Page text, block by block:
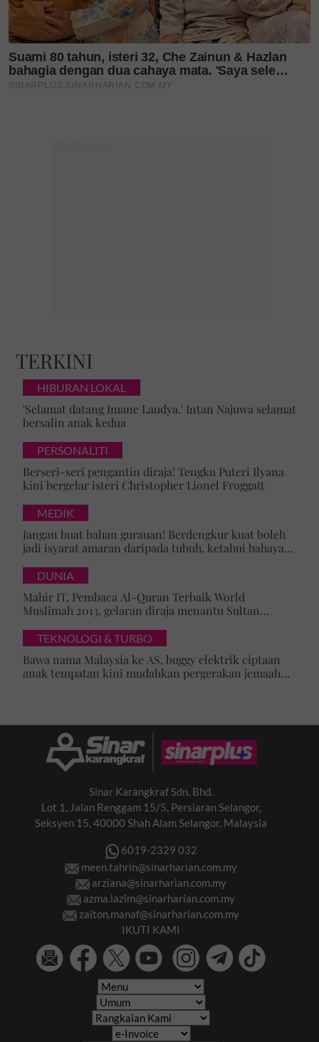
TERKINI
HIBURAN LOKAL
'Selamat datang Imane Laudya.' Intan Najuwa selamat
bersalin anak kedua
PERSONALITI
Berseri-seri pengantin diraja! Tengku Puteri Ilyana
kini bergelar isteri Christopher Lionel Froggatt
MEDIK
Jangan buat bahan gurauan! Berdengkur kuat boleh
jadi isyarat amaran daripada tubuh, ketahui bahaya
DUNIA
Mahir IT, Pembaca Al-Quran Terbaik World
Muslimah 2013, gelaran diraja menantu Sultan
merta
TEKNOLOGI & TURBO
Bawa nama Malaysia ke AS, buggy elektrik ciptaan
anak tempatan kini mudahkan pergerakan jemaah
Sinar Karangkraf Sdn. Bhd.
Lot 1, Jalan Renggam 15/5, Persiaran Selangor,
Seksyen 15, 40000 Shah Alam Selangor, Malaysia
6019-2329 032
meen.tahrin@sinarharian.com.my
arziana@sinarharian.com.my
azma.lazim@sinarharian.com.my
zaiton.manaf@sinarharian.com.my
IKUTI KAMI